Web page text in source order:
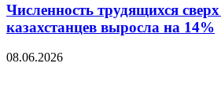
Численность трудящихся
казахстанцев выросла на 14%
08.06.2026